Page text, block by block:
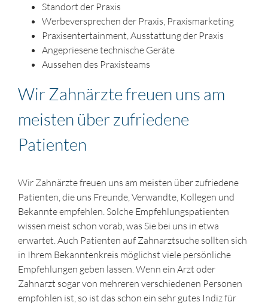
Standort der Praxis
Werbeversprechen der Praxis, Praxismarketing
Praxisentertainment, Ausstattung der Praxis
Angepriesene technische Geräte
Aussehen des Praxisteams
Wir Zahnärzte freuen uns am
meisten über zufriedene
Patienten
Wir Zahnärzte freuen uns am meisten über zufriedene
Patienten, die uns Freunde, Verwandte, Kollegen und
Bekannte empfehlen. Solche Empfehlungspatienten
wissen meist schon vorab, was Sie bei uns in etwa
erwartet. Auch Patienten auf Zahnarztsuche sollten sich
in Ihrem Bekanntenkreis möglichst viele persönliche
Empfehlungen geben lassen. Wenn ein Arzt oder
Zahnarzt sogar von mehreren verschiedenen Personen
empfohlen ist, so ist das schon ein sehr gutes Indiz für